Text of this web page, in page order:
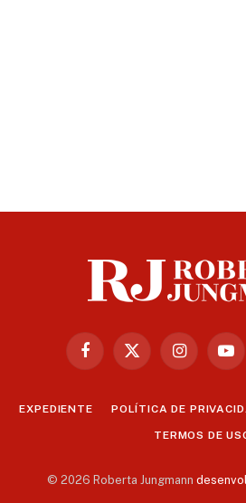
Facebook
X
Instagram
EXPEDIENTE POLÍTICA DE
TERMOS DE
© 2026 Roberta Jungmann